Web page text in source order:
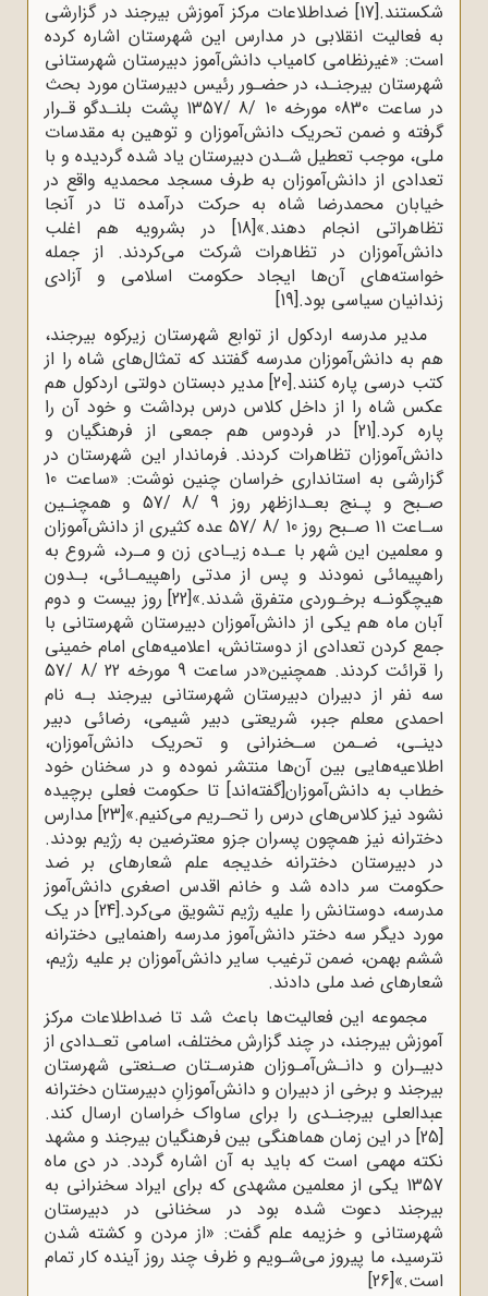
شکستند.[17]
ضداطلاعات مرکز آموزش بیرجند در گزارشی
به فعالیت انقلابی در مدارس این شهرستان اشاره کرده
است: «غیرنظامی کامیاب دانش‌آموز دبیرستان شهرستانی
شهرستان بیرجنـد، در حضـور رئیس دبیرستان مورد بحث
در ساعت 0830 مورخه 10 /8 /1357 پشت بلنـدگو قـرار
گرفته و ضمن تحریک دانش‌آموزان و توهین به مقدسات
ملی، موجب تعطیل شـدن دبیرستان یاد شده گردیده و با
تعدادی از دانش‌آموزان به طرف مسجد محمدیه واقع در
خیابان محمدرضا شاه به حرکت درآمده تا در آنجا
تظاهراتی انجام دهند.»[18]
در بشرویه هم اغلب
دانش‌آموزان در تظاهرات شرکت می‌کردند. از جمله
خواسته‌های آن‌ها ایجاد حکومت اسلامی و آزادی
زندانیان سیاسی بود.[19]
مدیر مدرسه اردکول از توابع شهرستان زیرکوه بیرجند،
هم به دانش‌آموزان مدرسه گفتند که تمثال‌های شاه را از
کتب درسی پاره کنند.[20]
مدیر دبستان دولتی اردکول هم
عکس شاه را از داخل کلاس درس برداشت و خود آن را
پاره کرد.[21]
در فردوس هم جمعی از فرهنگیان و
دانش‌آموزان تظاهرات کردند. فرماندار این شهرستان در
گزارشی به استانداری خراسان چنین نوشت: «ساعت 10
صـبح و پـنج بعـدازظهر روز 9 /8 /57 و همچنـین
سـاعت 11 صـبح روز 10 /8 /57 عده کثیری از دانش‌آموزان
و معلمین این شهر با عـده زیـادی زن و مـرد، شروع به
راهپیمائی نمودند و پس از مدتی راهپیمـائی، بـدون
هیچگونـه برخـوردی متفرق شدند.»[22]
روز بیست و دوم
آبان ماه هم یکی از دانش‌آموزان دبیرستان شهرستانی با
جمع کردن تعدادی از دوستانش، اعلامیه‌های امام خمینی
را قرائت کردند. همچنین«در ساعت 9 مورخه 22 /8 /57
سه نفر از دبیران دبیرستان شهرستانی بیرجند بـه نام
احمدی معلم جبر، شریعتی دبیر شیمی، رضائی دبیر
دینـی، ضـمن سـخنرانی و تحریک دانش‌آموزان،
اطلاعیه‌هایی بین آن‌ها منتشر نموده و در سخنان خود
خطاب به دانش‌آموزان[گفته‌اند] تا حکومت فعلی برچیده
نشود نیز کلاس‌های درس را تحـریم می‌کنیم.»[23]
مدارس
دخترانه نیز همچون پسران جزو معترضین به رژیم بودند.
در دبیرستان دخترانه خدیجه علم شعارهای بر ضد
حکومت سر داده شد و خانم اقدس اصغری دانش‌آموز
مدرسه، دوستانش را علیه رژیم تشویق می‌کرد.[24]
در یک
مورد دیگر سه دختر دانش‌آموز مدرسه راهنمایی دخترانه
ششم بهمن، ضمن ترغیب سایر دانش‌آموزان بر علیه رژیم،
شعارهای ضد ملی دادند.
مجموعه این فعالیت‌ها باعث شد تا ضداطلاعات مرکز
آموزش بیرجند، در چند گزارش مختلف، اسامی تعـدادی از
دبیـران و دانـش‌آمـوزان هنرسـتان صـنعتی شهرستان
بیرجند و برخی از دبیران و دانش‌آموزانِ دبیرستان دخترانه
عبدالعلی بیرجنـدی را برای ساواک خراسان ارسال کند.
[25]
در این زمان هماهنگی بین فرهنگیان بیرجند و مشهد
نکته مهمی است که باید به آن اشاره گردد. در دی ماه
1357 یکی از معلمین مشهدی که برای ایراد سخنرانی به
بیرجند دعوت شده بود در سخنانی در دبیرستان
شهرستانی و خزیمه علم گفت: «از مردن و کشته شدن
نترسید، ما پیروز می‌شـویم و ظرف چند روز آینده کار تمام
است.»[26]